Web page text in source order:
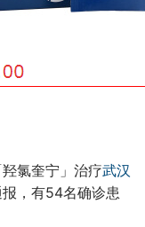
氯奎宁」治疗武汉
报，有54名确诊患